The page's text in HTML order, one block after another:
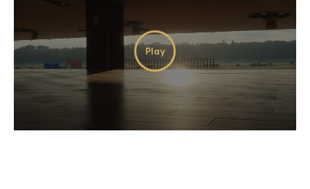
Play
Video